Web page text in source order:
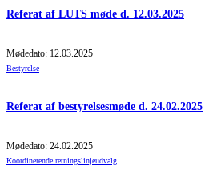
Referat af LUTS møde d. 12.03.2025
Mødedato: 12.03.2025
Bestyrelse
Referat af bestyrelsesmøde d. 24.02.2025
Mødedato: 24.02.2025
Koordinerende retningslinjeudvalg